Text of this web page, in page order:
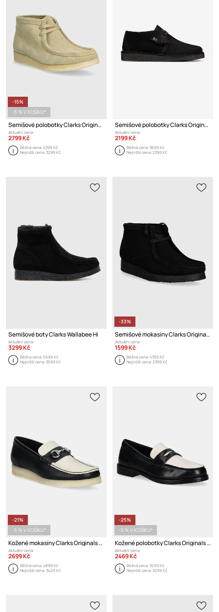
-15%
-5 % V KOŠÍKU*
Semišové polobotky Clarks Originals
Aktuální cena:
2799 Kč
Běžná cena:4399 Kč
Nejnižší cena:3299 Kč
Semišové polobotky Clarks Originals
Aktuální cena:
2199 Kč
Běžná cena:3699 Kč
Nejnižší cena:2399 Kč
Semišové boty Clarks Wallabee Hi
Aktuální cena:
3299 Kč
Běžná cena:5699 Kč
Nejnižší cena:3599 Kč
-33%
Semišové mokasíny Clarks Originals Wallabee Boot
Aktuální cena:
1599 Kč
Běžná cena:4399 Kč
Nejnižší cena:2399 Kč
-21%
-5 % V KOŠÍKU*
Kožené mokasíny Clarks Originals Wallabee Loafer HBIT
Aktuální cena:
2699 Kč
Běžná cena:4899 Kč
Nejnižší cena:3429 Kč
-25%
-5 % V KOŠÍKU*
Kožené polobotky Clarks Originals Straven Edge
Aktuální cena:
2469 Kč
Běžná cena:3299 Kč
Nejnižší cena:3299 Kč